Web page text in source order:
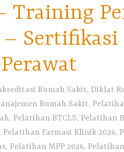
Training
Sertifikasi
Rumah Sakit, Diklat
Rumah Sakit,
Pelatihan BTCLS, Pelatihan
Farmasi Klinik
MPP 2026,